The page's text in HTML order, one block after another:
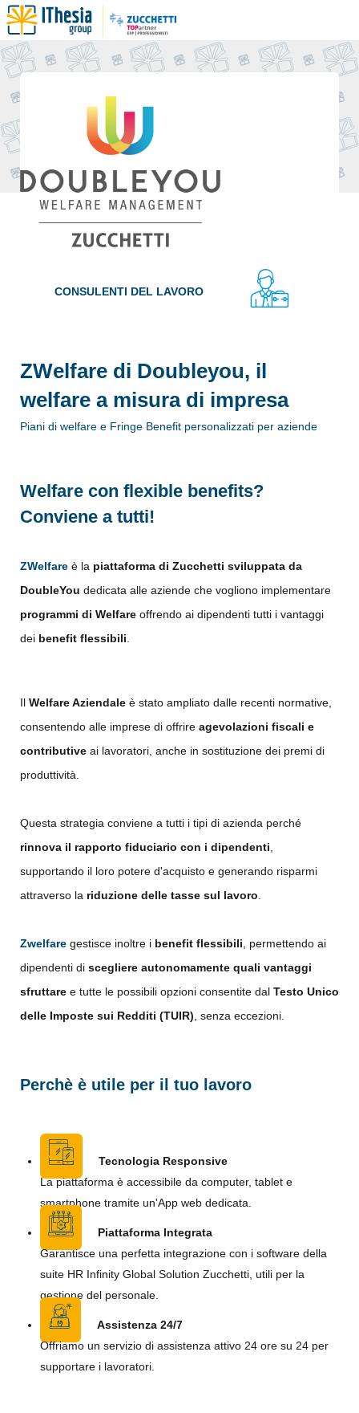
CONSULENTI DEL LAVORO
ZWelfare di Doubleyou, il
welfare a misura di impresa
Piani di welfare e Fringe Benefit personalizzati per aziende
Welfare con flexible benefits?
Conviene a tutti!
ZWelfare è la piattaforma di Zucchetti sviluppata da
DoubleYou dedicata alle aziende che vogliono implementare
programmi di Welfare offrendo ai dipendenti tutti i vantaggi
dei benefit flessibili
Il Welfare Aziendale è stato ampliato dalle recenti normative,
consentendo alle imprese di offrire agevolazioni fiscali e
contributive ai lavoratori, anche in sostituzione dei premi di
produttività.
Questa strategia conviene a tutti i tipi di azienda perché
rinnova il rapporto fiduciario con i dipendenti
supportando il loro potere d'acquisto e generando risparmi
attraverso la riduzione delle tasse sul lavoro
Zwelfare gestisce inoltre i benefit flessibili , permettendo ai
dipendenti di scegliere autonomamente quali vantaggi
sfruttare e tutte le possibili opzioni consentite dal Testo Unico
delle Imposte sui Redditi (TUIR) , senza eccezioni.
Perchè è utile per il tuo lavoro
Tecnologia Responsive
La piattaforma è accessibile da computer, tablet e
smartphone tramite un'App web dedicata.
Piattaforma Integrata
Garantisce una perfetta integrazione con i software della
suite HR Infinity Global Solution Zucchetti, utili per la
gestione del personale.
Assistenza 24/7
Offriamo un servizio di assistenza attivo 24 ore su 24 per
supportare i lavoratori.